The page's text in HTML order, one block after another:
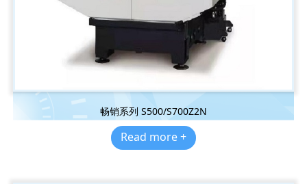
畅销系列 S500/S700Z2N
Read more +